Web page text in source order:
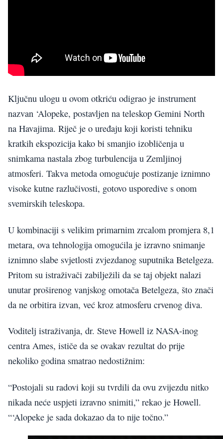
Ključnu ulogu u ovom otkriću odigrao je instrument
nazvan ‘Alopeke, postavljen na teleskop Gemini North
na Havajima. Riječ je o uređaju koji koristi tehniku
kratkih ekspozicija kako bi smanjio izobličenja u
snimkama nastala zbog turbulencija u Zemljinoj
atmosferi. Takva metoda omogućuje postizanje iznimno
visoke kutne razlučivosti, gotovo usporedive s onom
svemirskih teleskopa.
U kombinaciji s velikim primarnim zrcalom promjera 8,1
metara, ova tehnologija omogućila je izravno snimanje
iznimno slabe svjetlosti zvjezdanog suputnika Betelgeza.
Pritom su istraživači zabilježili da se taj objekt nalazi
unutar proširenog vanjskog omotača Betelgeza, što znači
da ne orbitira izvan, već kroz atmosferu crvenog diva.
Voditelj istraživanja, dr. Steve Howell iz NASA-inog
centra Ames, ističe da se ovakav rezultat do prije
nekoliko godina smatrao nedostižnim:
“Postojali su radovi koji su tvrdili da ovu zvijezdu nitko
nikada neće uspjeti izravno snimiti,” rekao je Howell.
“‘Alopeke je sada dokazao da to nije točno.”